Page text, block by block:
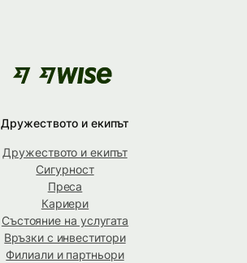
Дружеството и екипът
Дружеството и екипът
Сигурност
Преса
Кариери
Състояние на услугата
Връзки с инвеститори
Филиали и партньори